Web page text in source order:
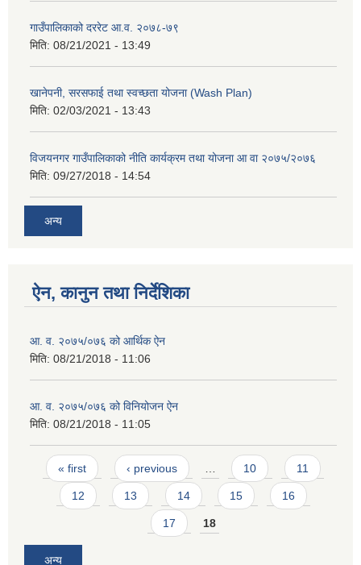
गाउँपालिकाको दररेट आ.व. २०७८-७९
मिति: 08/21/2021 - 13:49
खानेपनी, सरसफाई तथा स्वच्छता योजना (Wash Plan)
मिति: 02/03/2021 - 13:43
विजयनगर गाउँपालिकाको नीति कार्यक्रम तथा योजना आ वा २०७५/२०७६
मिति: 09/27/2018 - 14:54
अन्य
ऐन, कानुन तथा निर्देशिका
आ. व. २०७५/०७६ को आर्थिक ऐन
मिति: 08/21/2018 - 11:06
आ. व. २०७५/०७६ को विनियोजन ऐन
मिति: 08/21/2018 - 11:05
Pages
« first ‹ previous 10 11
12 13 14 15 16
17 18
अन्य